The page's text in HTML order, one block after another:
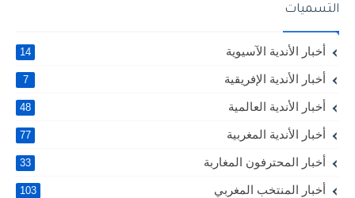
التسميات
أخبار الأندية الآسيوية 14
أخبار الأندية الإفريقية 7
أخبار الأندية العالمية 48
أخبار الأندية المغربية 77
أخبار المحترفون المغاربة 33
أخبار المنتخب المغربي 103